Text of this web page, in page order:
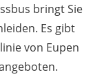
bringt Sie
Es gibt
von Eupen